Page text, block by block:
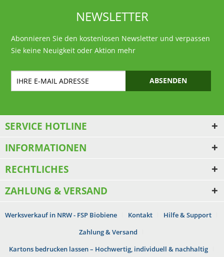
NEWSLETTER
Abonnieren Sie den kostenlosen Newsletter und verpassen
Sie keine Neuigkeit oder Aktion mehr
ABSENDEN
SERVICE HOTLINE
INFORMATIONEN
RECHTLICHES
ZAHLUNG & VERSAND
Werksverkauf in NRW - FSP Biobiene Kontakt
Hilfe & Support
Zahlung & Versand
Kartons bedrucken lassen – Hochwertig, individuell & nachhaltig